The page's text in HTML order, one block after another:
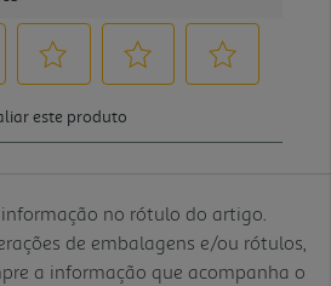
no rótulo do artigo.
de embalagens e/ou rótulos,
a informação que acompanha o